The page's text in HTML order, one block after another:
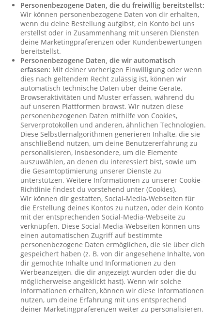
Personenbezogene Daten, die du freiwillig bereitstellst:
Wir können personenbezogene Daten von dir erhalten,
wenn du deine Bestellung aufgibst, ein Konto bei uns
erstellst oder in Zusammenhang mit unseren Diensten
deine Marketingpräferenzen oder Kundenbewertungen
bereitstellst.
Personenbezogene Daten, die wir automatisch
erfassen: Mit deiner vorherigen Einwilligung oder wenn
dies nach geltendem Recht zulässig ist, können wir
automatisch technische Daten über deine Geräte,
Browseraktivitäten und Muster erfassen, während du
auf unseren Plattformen browst. Wir nutzen diese
personenbezogenen Daten mithilfe von Cookies,
Serverprotokollen und anderen, ähnlichen Technologien.
Diese Selbstlernalgorithmen generieren Inhalte, die sie
anschließend nutzen, um deine Benutzererfahrung zu
personalisieren, insbesondere, um die Elemente
auszuwählen, an denen du interessiert bist, sowie um
die Gesamtoptimierung unserer Dienste zu
unterstützen. Weitere Informationen zu unserer Cookie-
Richtlinie findest du vorstehend unter (Cookies).
Wir können dir gestatten, Social-Media-Webseiten für
die Erstellung deines Kontos zu nutzen, oder dein Konto
mit der entsprechenden Social-Media-Webseite zu
verknüpfen. Diese Social-Media-Webseiten können uns
einen automatischen Zugriff auf bestimmte
personenbezogene Daten ermöglichen, die sie über dich
gespeichert haben (z. B. von dir angesehene Inhalte, von
dir gemochte Inhalte und Informationen zu den
Werbeanzeigen, die dir angezeigt wurden oder die du
möglicherweise angeklickt hast). Wenn wir solche
Informationen erhalten, können wir diese Informationen
nutzen, um deine Erfahrung mit uns entsprechend
deiner Marketingpräferenzen weiter zu personalisieren.